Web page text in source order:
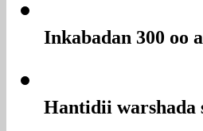
Inkabadan 300 oo
Hantidii warshada